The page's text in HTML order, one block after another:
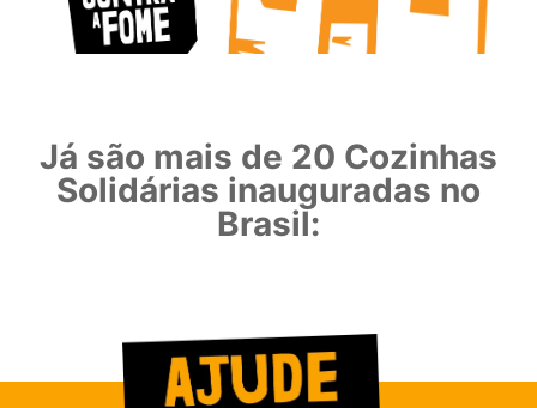
Já são mais de 20 Cozinhas
Solidárias inauguradas no
Brasil: